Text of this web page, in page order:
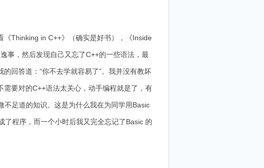
Thinking in C++》（确实是好书），《Inside
事，然后发现自己又忘了C++的一些语法，最
回答道：“你不去学就容易了”。我并没有教坏
要对的C++语法太关心，动手编程就是了，有
足道的知识。这是为什么我在为同学用Basic
了程序，而一个小时后我又完全忘记了Basic 的